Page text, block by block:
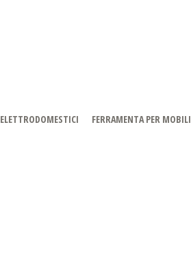
ELETTRODOMESTICI FERRAMENTA PER MOBILI